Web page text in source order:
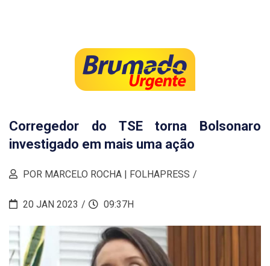
Corregedor do TSE torna Bolsonaro
investigado em mais uma ação
POR MARCELO ROCHA | FOLHAPRESS
20 JAN 2023 09:37H